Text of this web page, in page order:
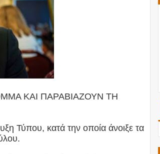
ΚΑΙ ΠΑΡΑΒΙΑΖΟΥΝ ΤΗ
Τύπου, κατά την οποία άνοιξε τα